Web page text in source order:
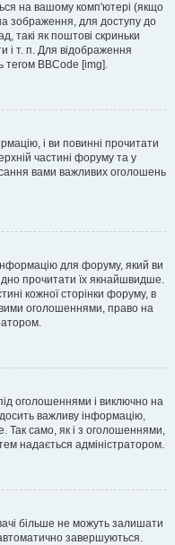
на вашому комп'ютері (якщо
зображення, для доступу до
такі як поштові скриньки
і т. п. Для відображення
тегом BBCode [img].
і ви повинні прочитати
частині форуму та у
вами важливих оголошень
для форуму, який ви
прочитати їх якнайшвидше.
кожної сторінки форуму, в
оголошеннями, право на
оголошеннями і виключно на
важливу інформацію,
Так само, як і з оголошеннями,
надається адміністратором.
більше не можуть залишати
завершуються.